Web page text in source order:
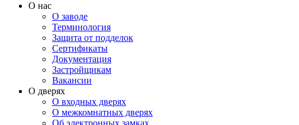
О нас
О заводе
Терминология
Защита от подделок
Сертификаты
Документация
Застройщикам
Вакансии
О дверях
О входных дверях
О межкомнатных дверях
Об электронных замках